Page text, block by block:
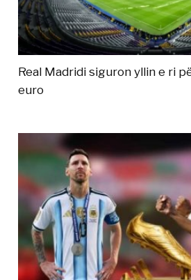
Real Madridi siguron yllin e ri
euro